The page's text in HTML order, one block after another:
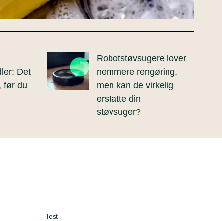
Det
før du
Robotstøvsugere lover
nemmere rengøring,
men kan de virkelig
erstatte din
støvsuger?
Test